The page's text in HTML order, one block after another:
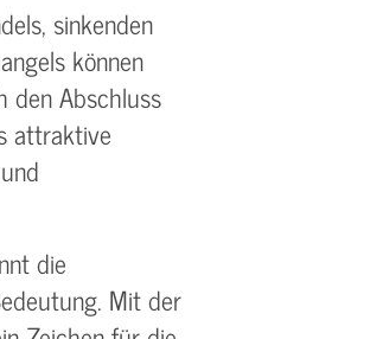
sinkenden
können
den Abschluss
attraktive
die
Mit der